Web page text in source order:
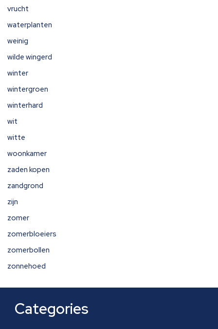
vrucht
waterplanten
weinig
wilde wingerd
winter
wintergroen
winterhard
wit
witte
woonkamer
zaden kopen
zandgrond
zijn
zomer
zomerbloeiers
zomerbollen
zonnehoed
Categories